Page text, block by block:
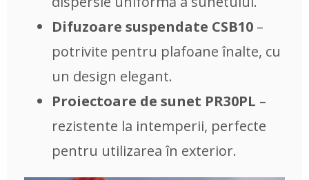
Difuzoare suspendate CSB10 –
potrivite pentru plafoane înalte, cu
un design elegant.
Proiectoare de sunet PR30PL –
rezistente la intemperii, perfecte
pentru utilizarea în exterior.